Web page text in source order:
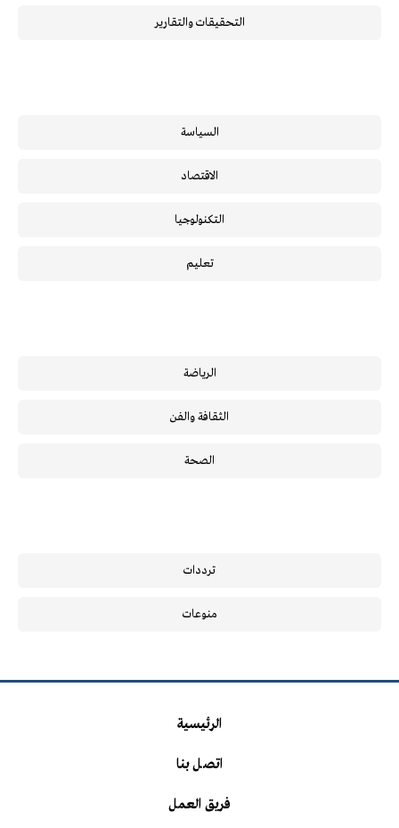
التحقيقات والتقارير
السياسة
الاقتصاد
التكنولوجيا
تعليم
الرياضة
الثقافة والفن
الصحة
ترددات
منوعات
الرئيسية
اتصل بنا
فريق العمل